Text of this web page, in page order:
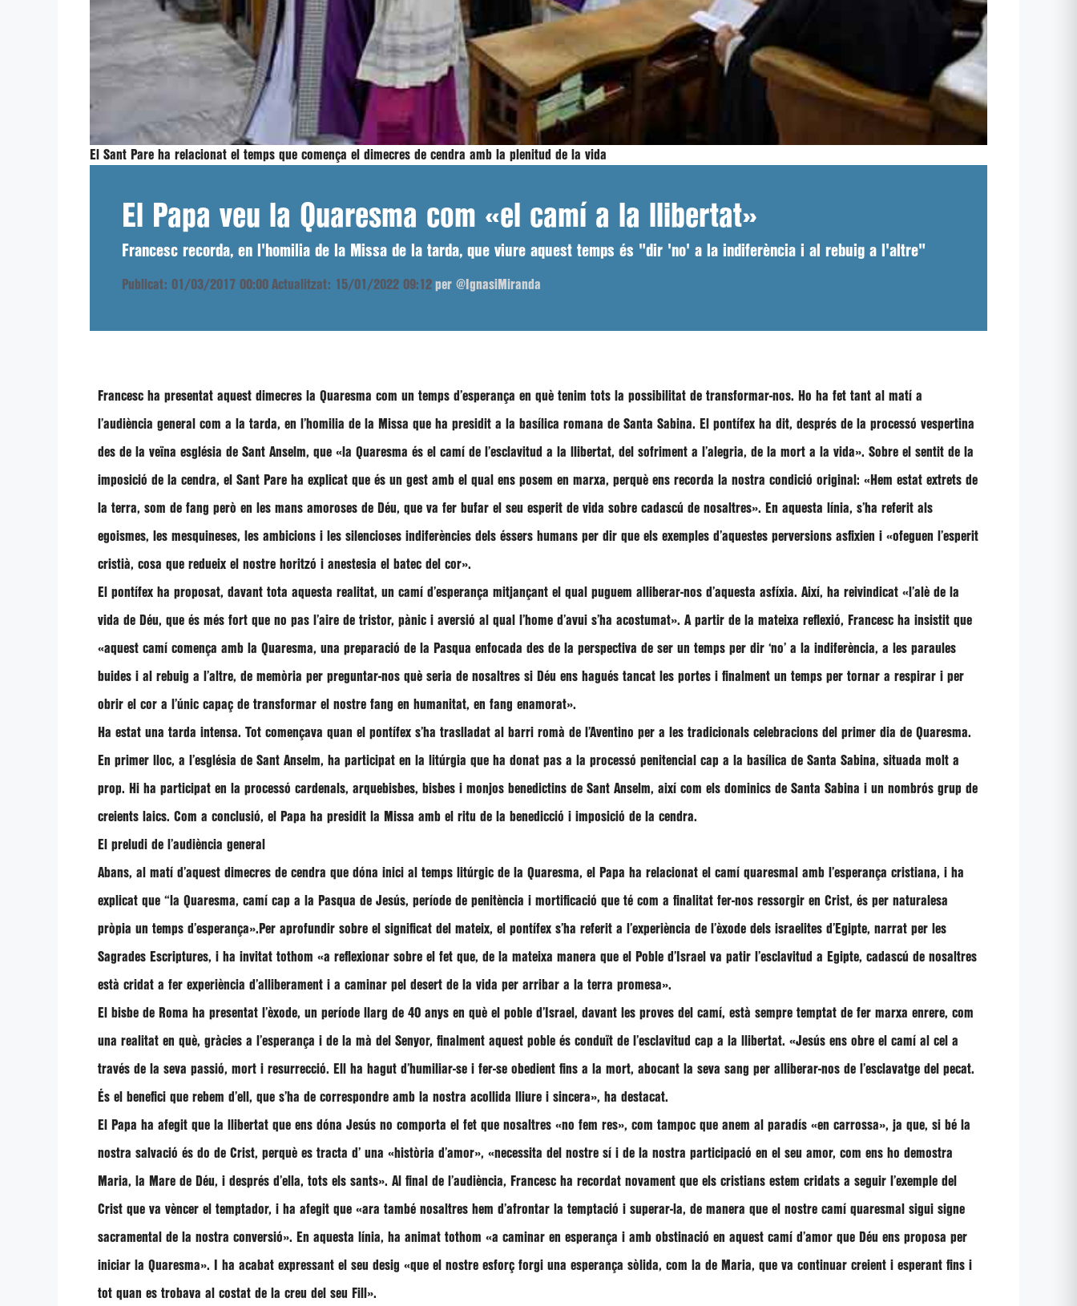
El Sant Pare ha relacionat el temps que comença el dimecres de cendra amb la plenitud de la vida
El Papa veu la Quaresma com «el camí a la llibertat»
Francesc recorda, en l'homilia de la Missa de la tarda, que viure aquest temps és "dir 'no' a la indiferència i al rebuig a l'altre"
Publicat: 01/03/2017 00:00 Actualitzat: 15/01/2022 09:12 per @IgnasiMiranda
Francesc ha presentat aquest dimecres la Quaresma com un temps d’esperança en què tenim tots la possibilitat de transformar-nos. Ho ha fet tant al matí a
l’audiència general com a la tarda, en l’homilia de la Missa que ha presidit a la basílica romana de Santa Sabina. El pontífex ha dit, després de la processó vespertina
des de la veïna església de Sant Anselm, que «la Quaresma és el camí de l’esclavitud a la llibertat, del sofriment a l’alegria, de la mort a la vida». Sobre el sentit de la
imposició de la cendra, el Sant Pare ha explicat que és un gest amb el qual ens posem en marxa, perquè ens recorda la nostra condició original: «Hem estat extrets de
la terra, som de fang però en les mans amoroses de Déu, que va fer bufar el seu esperit de vida sobre cadascú de nosaltres». En aquesta línia, s’ha referit als
egoismes, les mesquineses, les ambicions i les silencioses indiferències dels éssers humans per dir que els exemples d’aquestes perversions asfixien i «ofeguen l’esperit
cristià, cosa que redueix el nostre horitzó i anestesia el batec del cor».
El pontífex ha proposat, davant tota aquesta realitat, un camí d’esperança mitjançant el qual puguem alliberar-nos d’aquesta asfíxia. Així, ha reivindicat «l’alè de la
vida de Déu, que és més fort que no pas l’aire de tristor, pànic i aversió al qual l’home d’avui s’ha acostumat». A partir de la mateixa reflexió, Francesc ha insistit que
«aquest camí comença amb la Quaresma, una preparació de la Pasqua enfocada des de la perspectiva de ser un temps per dir ‘no’ a la indiferència, a les paraules
buides i al rebuig a l’altre, de memòria per preguntar-nos què seria de nosaltres si Déu ens hagués tancat les portes i finalment un temps per tornar a respirar i per
obrir el cor a l’únic capaç de transformar el nostre fang en humanitat, en fang enamorat».
Ha estat una tarda intensa. Tot començava quan el pontífex s’ha traslladat al barri romà de l’Aventino per a les tradicionals celebracions del primer dia de Quaresma.
En primer lloc, a l’església de Sant Anselm, ha participat en la litúrgia que ha donat pas a la processó penitencial cap a la basílica de Santa Sabina, situada molt a
prop. Hi ha participat en la processó cardenals, arquebisbes, bisbes i monjos benedictins de Sant Anselm, així com els dominics de Santa Sabina i un nombrós grup de
creients laics. Com a conclusió, el Papa ha presidit la Missa amb el ritu de la benedicció i imposició de la cendra.
El preludi de l’audiència general
Abans, al matí d’aquest dimecres de cendra que dóna inici al temps litúrgic de la Quaresma, el Papa ha relacionat el camí quaresmal amb l’esperança cristiana, i ha
explicat que “la Quaresma, camí cap a la Pasqua de Jesús, període de penitència i mortificació que té com a finalitat fer-nos ressorgir en Crist, és per naturalesa
pròpia un temps d’esperança».Per aprofundir sobre el significat del mateix, el pontífex s’ha referit a l’experiència de l’èxode dels israelites d’Egipte, narrat per les
Sagrades Escriptures, i ha invitat tothom «a reflexionar sobre el fet que, de la mateixa manera que el Poble d’Israel va patir l’esclavitud a Egipte, cadascú de nosaltres
està cridat a fer experiència d’alliberament i a caminar pel desert de la vida per arribar a la terra promesa».
El bisbe de Roma ha presentat l’èxode, un període llarg de 40 anys en què el poble d’Israel, davant les proves del camí, està sempre temptat de fer marxa enrere, com
una realitat en què, gràcies a l’esperança i de la mà del Senyor, finalment aquest poble és conduït de l’esclavitud cap a la llibertat. «Jesús ens obre el camí al cel a
través de la seva passió, mort i resurrecció. Ell ha hagut d’humiliar-se i fer-se obedient fins a la mort, abocant la seva sang per alliberar-nos de l’esclavatge del pecat.
És el benefici que rebem d’ell, que s’ha de correspondre amb la nostra acollida lliure i sincera», ha destacat.
El Papa ha afegit que la llibertat que ens dóna Jesús no comporta el fet que nosaltres «no fem res», com tampoc que anem al paradís «en carrossa», ja que, si bé la
nostra salvació és do de Crist, perquè es tracta d’ una «història d’amor», «necessita del nostre sí i de la nostra participació en el seu amor, com ens ho demostra
Maria, la Mare de Déu, i després d’ella, tots els sants». Al final de l’audiència, Francesc ha recordat novament que els cristians estem cridats a seguir l’exemple del
Crist que va vèncer el temptador, i ha afegit que «ara també nosaltres hem d’afrontar la temptació i superar-la, de manera que el nostre camí quaresmal sigui signe
sacramental de la nostra conversió». En aquesta línia, ha animat tothom «a caminar en esperança i amb obstinació en aquest camí d’amor que Déu ens proposa per
iniciar la Quaresma». I ha acabat expressant el seu desig «que el nostre esforç forgi una esperança sòlida, com la de Maria, que va continuar creient i esperant fins i
tot quan es trobava al costat de la creu del seu Fill».